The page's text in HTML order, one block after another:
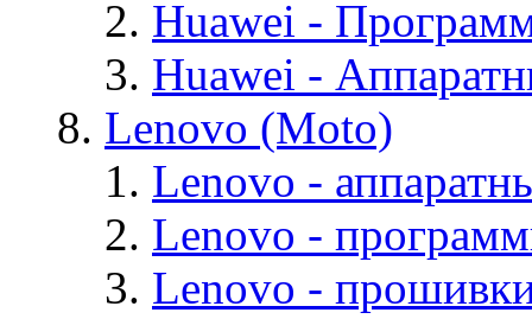
Huawei -
Huawei -
Lenovo (Moto)
Lenovo -
Lenovo -
Lenovo -